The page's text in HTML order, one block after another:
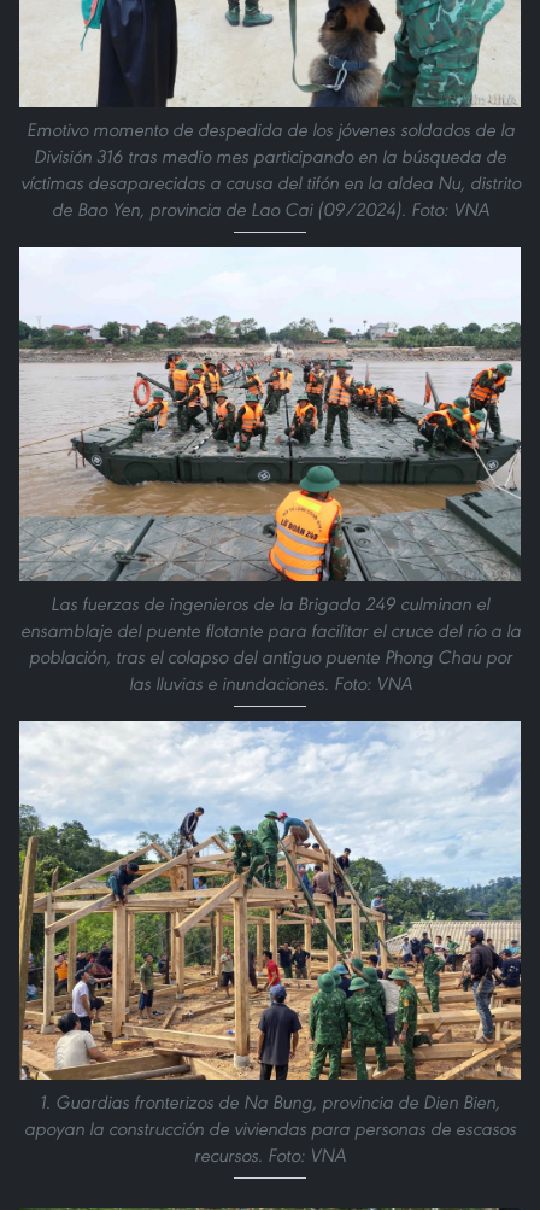
Emotivo momento de despedida de los jóvenes soldados de la
División 316 tras medio mes participando en la búsqueda de
víctimas desaparecidas a causa del tifón en la aldea Nu, distrito
de Bao Yen, provincia de Lao Cai (09/2024). Foto: VNA
Las fuerzas de ingenieros de la Brigada 249 culminan el
ensamblaje del puente flotante para facilitar el cruce del río a la
población, tras el colapso del antiguo puente Phong Chau por
las lluvias e inundaciones. Foto: VNA
1. Guardias fronterizos de Na Bung, provincia de Dien Bien,
apoyan la construcción de viviendas para personas de escasos
recursos. Foto: VNA